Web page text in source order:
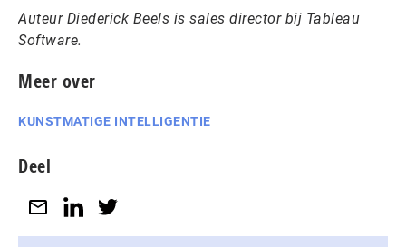
Auteur Diederick Beels is sales director bij Tableau
Software.
Meer over
KUNSTMATIGE INTELLIGENTIE
Deel